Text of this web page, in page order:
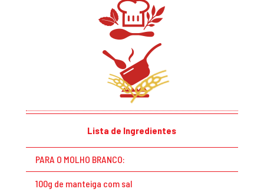
Lista de Ingredientes
PARA O MOLHO BRANCO:
100g de manteiga com sal